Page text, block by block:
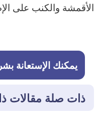
الأقمشة والكنب على
يمكنك الإستعانة
ذات صلة مقالات